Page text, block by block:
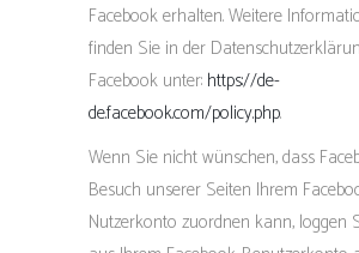
Facebook erhalten. Weitere
finden Sie in der
Facebook unter: https://de-
de.facebook.com/policy.php.
Wenn Sie nicht wünschen, dass
Besuch unserer Seiten Ihrem
Nutzerkonto zuordnen kann, loggen